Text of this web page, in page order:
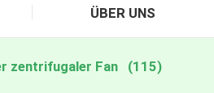
ÜBER UNS
zentrifugaler Fan (115)